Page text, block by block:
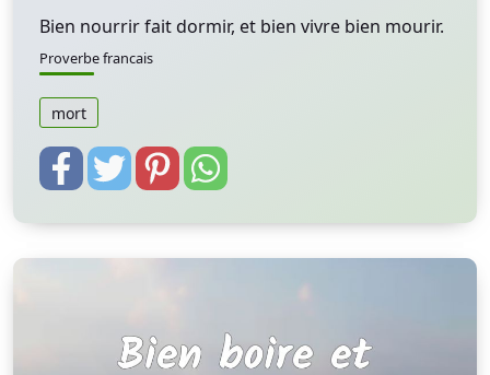
Bien nourrir fait dormir, et bien vivre bien mourir.
Proverbe francais
mort